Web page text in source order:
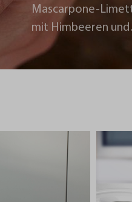
Mascarpone-
mit Himbeeren und
Schokoladencrumble